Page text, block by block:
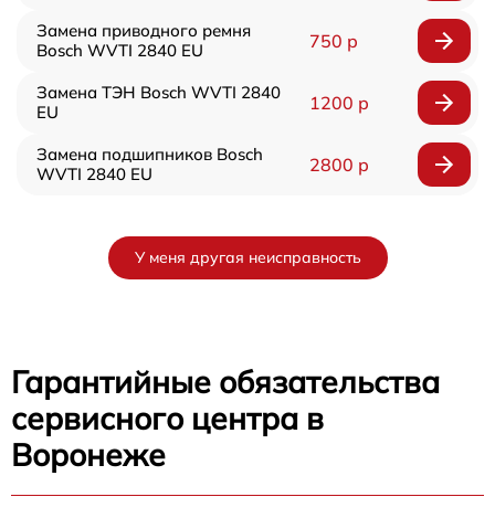
Замена приводного ремня
Bosch WVTI 2840 EU
750 р
Замена ТЭН Bosch WVTI 2840
EU
1200 р
Замена подшипников Bosch
WVTI 2840 EU
2800 р
У меня другая неисправность
Гарантийные обязательства
сервисного центра в
Воронеже